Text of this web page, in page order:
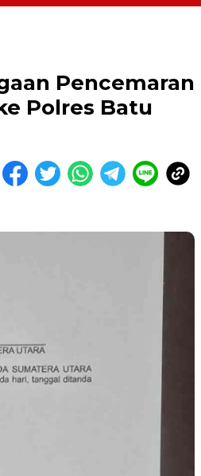
Pencemaran
Polres Batu